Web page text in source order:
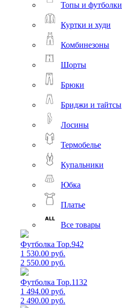
Топы и футболки
Куртки и худи
Комбинезоны
Шорты
Брюки
Бриджи и тайтсы
Лосины
Термобелье
Купальники
Юбка
Платье
Все товары
Футболка Top.942
1 530.00 руб.
2 550.00 руб.
Футболка Top.1132
1 494.00 руб.
2 490.00 руб.